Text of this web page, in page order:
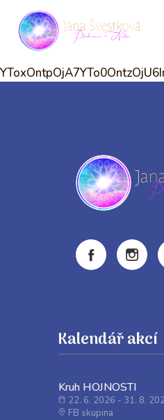
Kalendář akcí
Kruh HOJNOSTI
22. 6. 2026 - 31. 8.
FB skupina